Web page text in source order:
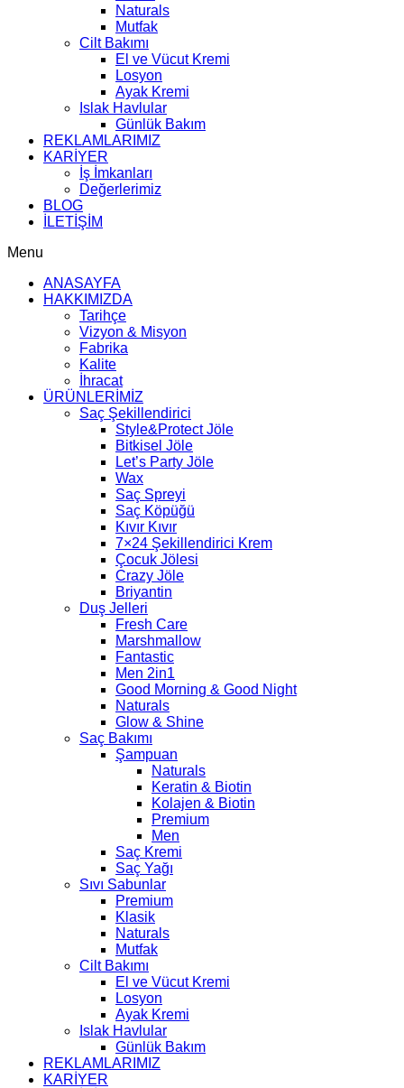
Naturals
Mutfak
Cilt Bakımı
El ve Vücut Kremi
Losyon
Ayak Kremi
Islak Havlular
Günlük Bakım
REKLAMLARIMIZ
KARİYER
İş İmkanları
Değerlerimiz
BLOG
İLETİŞİM
Menu
ANASAYFA
HAKKIMIZDA
Tarihçe
Vizyon & Misyon
Fabrika
Kalite
İhracat
ÜRÜNLERİMİZ
Saç Şekillendirici
Style&Protect Jöle
Bitkisel Jöle
Let’s Party Jöle
Wax
Saç Spreyi
Saç Köpüğü
Kıvır Kıvır
7×24 Şekillendirici Krem
Çocuk Jölesi
Crazy Jöle
Briyantin
Duş Jelleri
Fresh Care
Marshmallow
Fantastic
Men 2in1
Good Morning & Good Night
Naturals
Glow & Shine
Saç Bakımı
Şampuan
Naturals
Keratin & Biotin
Kolajen & Biotin
Premium
Men
Saç Kremi
Saç Yağı
Sıvı Sabunlar
Premium
Klasik
Naturals
Mutfak
Cilt Bakımı
El ve Vücut Kremi
Losyon
Ayak Kremi
Islak Havlular
Günlük Bakım
REKLAMLARIMIZ
KARİYER